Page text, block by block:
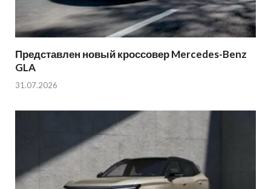
Представлен новый кроссовер Mercedes-Benz
GLA
31.07.2026